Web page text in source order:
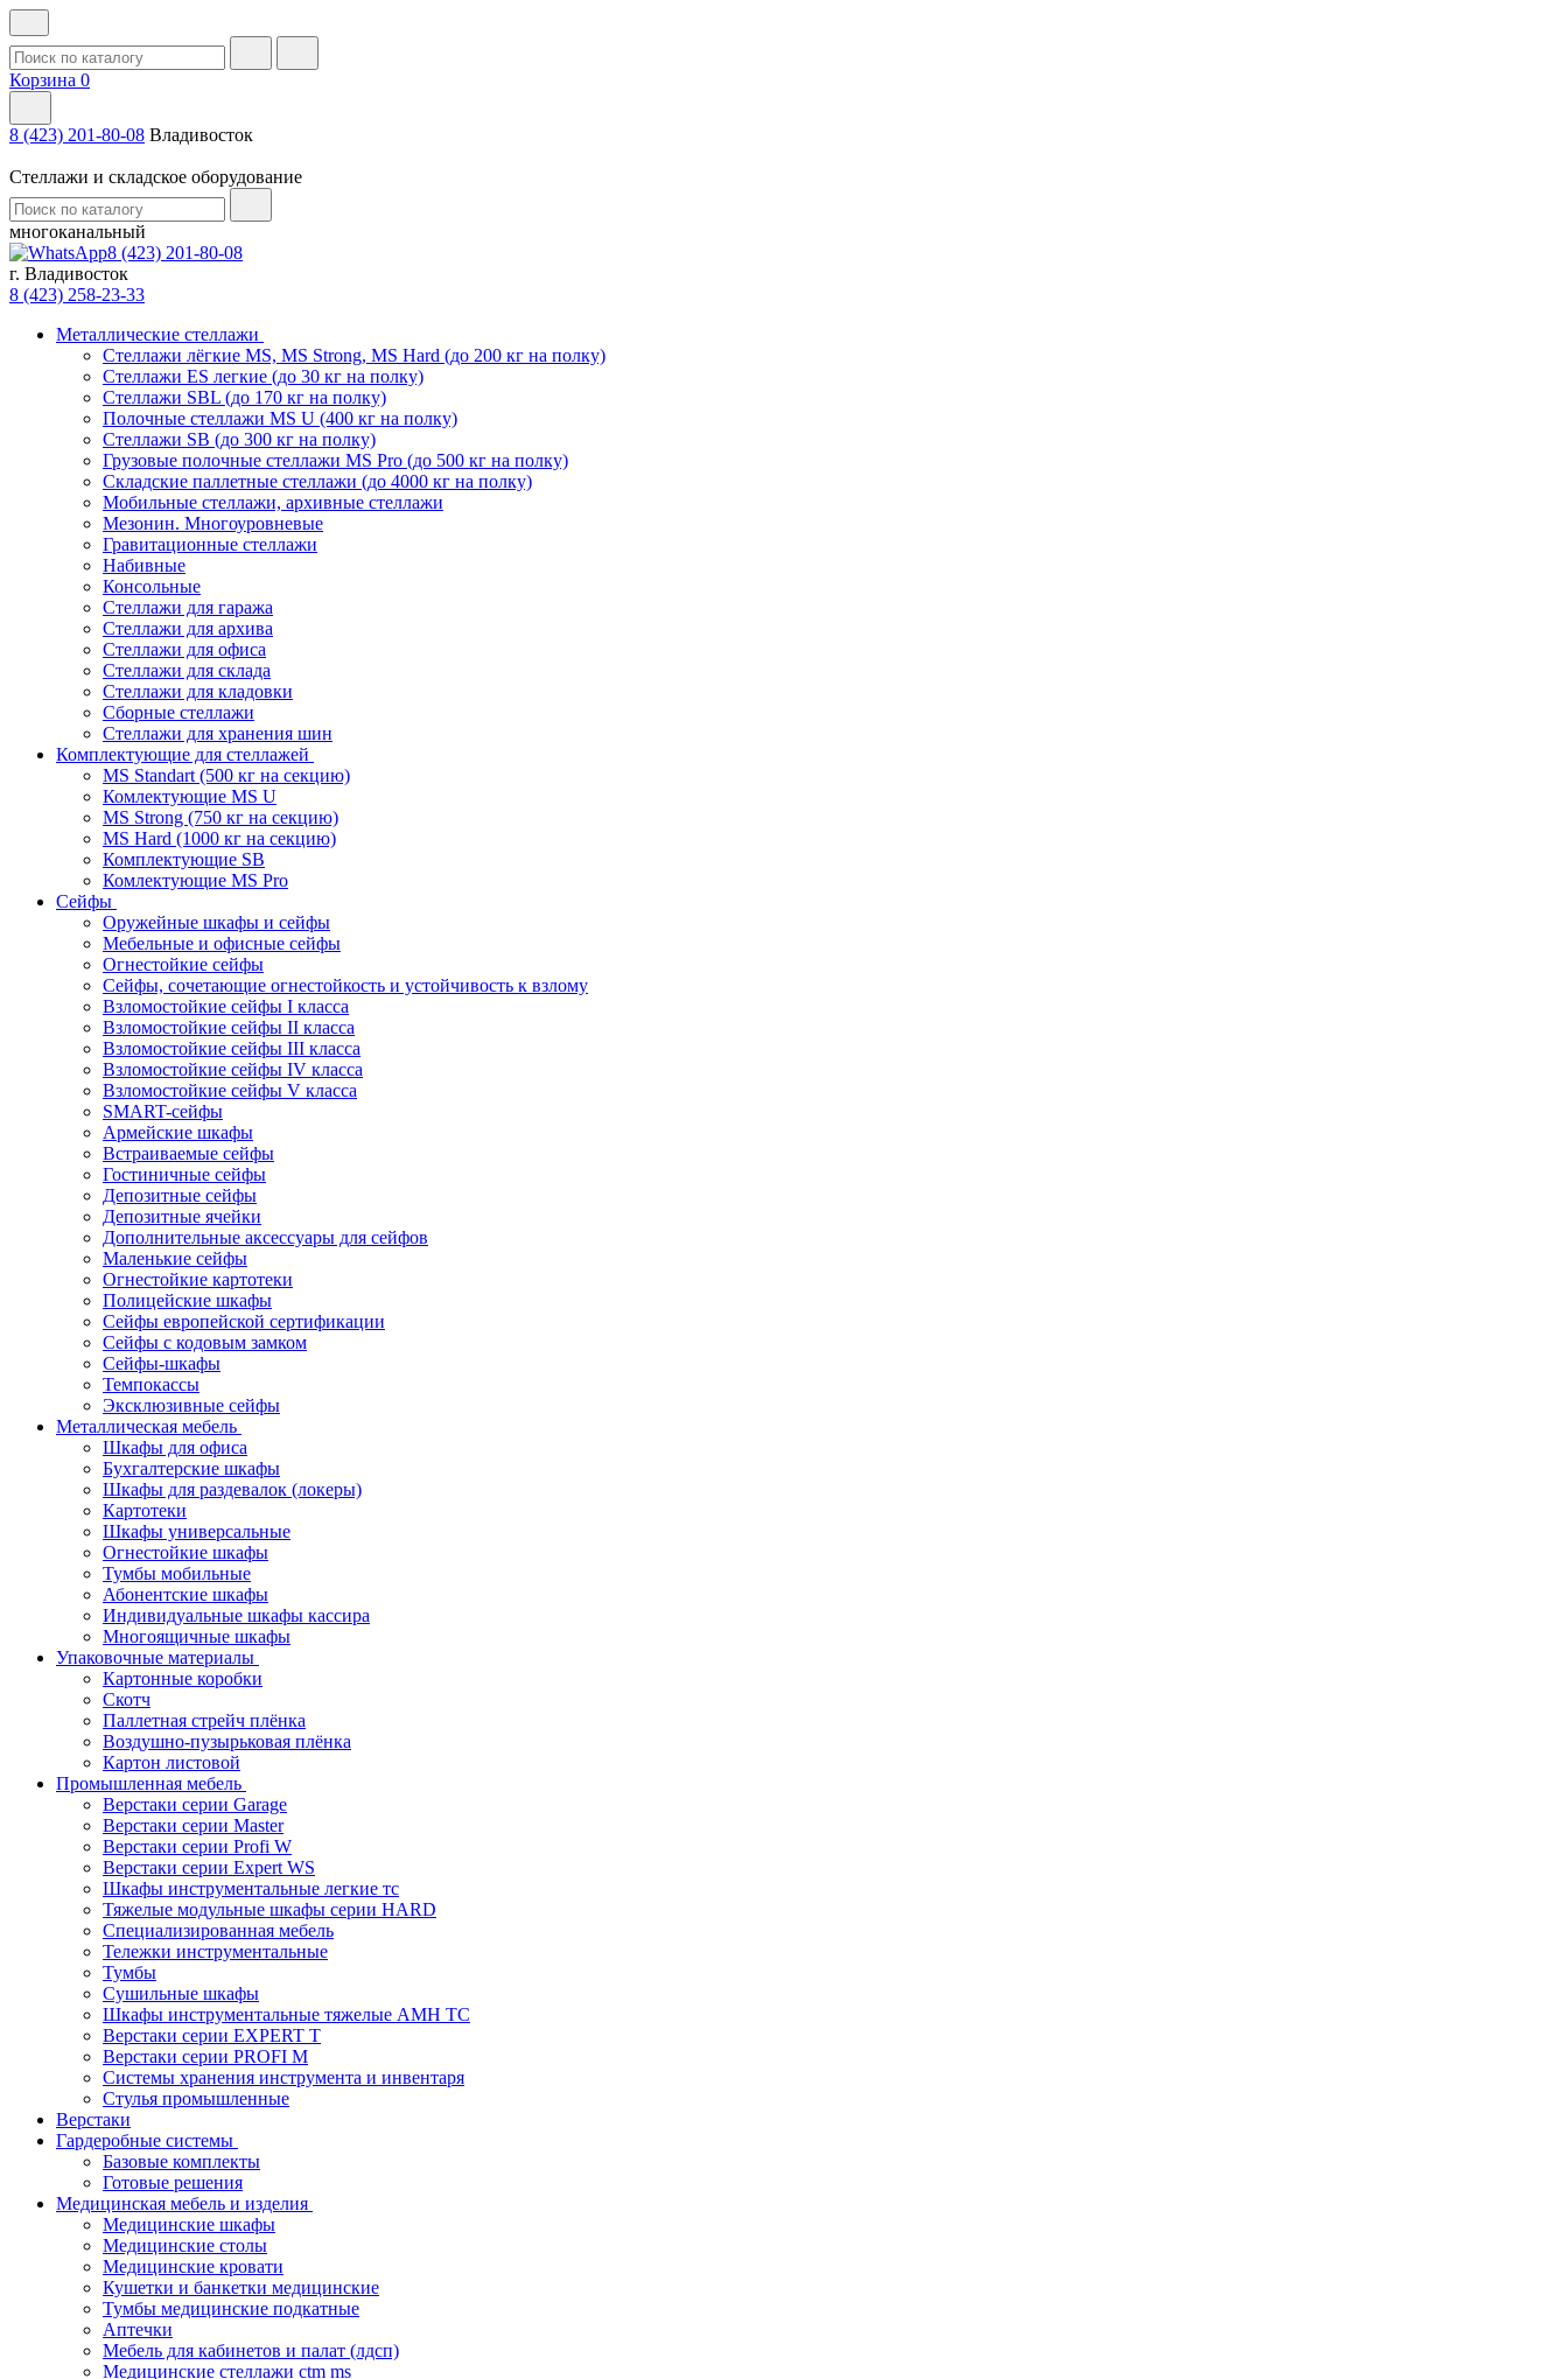
Корзина 0
8 (423) 201-80-08 Владивосток
Стеллажи и складское оборудование
многоканальный
8 (423) 201-80-08
г. Владивосток
8 (423) 258-23-33
Металлические стеллажи
Стеллажи лёгкие MS, MS Strong, MS Hard (до 200 кг на полку)
Стеллажи ES легкие (до 30 кг на полку)
Стеллажи SBL (до 170 кг на полку)
Полочные стеллажи MS U (400 кг на полку)
Стеллажи SB (до 300 кг на полку)
Грузовые полочные стеллажи MS Pro (до 500 кг на полку)
Складские паллетные стеллажи (до 4000 кг на полку)
Мобильные стеллажи, архивные стеллажи
Мезонин. Многоуровневые
Гравитационные стеллажи
Набивные
Консольные
Стеллажи для гаража
Стеллажи для архива
Стеллажи для офиса
Стеллажи для склада
Стеллажи для кладовки
Сборные стеллажи
Стеллажи для хранения шин
Комплектующие для стеллажей
MS Standart (500 кг на секцию)
Комлектующие MS U
MS Strong (750 кг на секцию)
MS Hard (1000 кг на секцию)
Комплектующие SB
Комлектующие MS Pro
Сейфы
Оружейные шкафы и сейфы
Мебельные и офисные сейфы
Огнестойкие сейфы
Сейфы, сочетающие огнестойкость и устойчивость к взлому
Взломостойкие сейфы I класса
Взломостойкие сейфы II класса
Взломостойкие сейфы III класса
Взломостойкие сейфы IV класса
Взломостойкие сейфы V класса
SMART-сейфы
Армейские шкафы
Встраиваемые сейфы
Гостиничные сейфы
Депозитные сейфы
Депозитные ячейки
Дополнительные аксессуары для сейфов
Маленькие сейфы
Огнестойкие картотеки
Полицейские шкафы
Сейфы европейской сертификации
Сейфы с кодовым замком
Сейфы-шкафы
Темпокассы
Эксклюзивные сейфы
Металлическая мебель
Шкафы для офиса
Бухгалтерские шкафы
Шкафы для раздевалок (локеры)
Картотеки
Шкафы универсальные
Огнестойкие шкафы
Тумбы мобильные
Абонентские шкафы
Индивидуальные шкафы кассира
Многоящичные шкафы
Упаковочные материалы
Картонные коробки
Скотч
Паллетная стрейч плёнка
Воздушно-пузырьковая плёнка
Картон листовой
Промышленная мебель
Верстаки серии Garage
Верстаки серии Master
Верстаки серии Profi W
Верстаки серии Expert WS
Шкафы инструментальные легкие тс
Тяжелые модульные шкафы серии HARD
Cпециализированная мебель
Тележки инструментальные
Тумбы
Cушильные шкафы
Шкафы инструментальные тяжелые AMH TC
Верстаки серии EXPERT T
Верстаки серии PROFI M
Системы хранения инструмента и инвентаря
Стулья промышленные
Верстаки
Гардеробные системы
Базовые комплекты
Готовые решения
Медицинская мебель и изделия
Медицинские шкафы
Медицинские столы
Медицинские кровати
Кушетки и банкетки медицинские
Тумбы медицинские подкатные
Аптечки
Мебель для кабинетов и палат (лдсп)
Медицинские стеллажи ctm ms